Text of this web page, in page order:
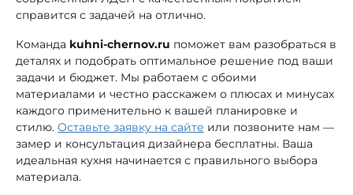
справится с задачей на отлично.
Команда kuhni-chernov.ru поможет вам разобраться в
деталях и подобрать оптимальное решение под ваши
задачи и бюджет. Мы работаем с обоими
материалами и честно расскажем о плюсах и минусах
каждого применительно к вашей планировке и
стилю. Оставьте заявку на сайте или позвоните нам —
замер и консультация дизайнера бесплатны. Ваша
идеальная кухня начинается с правильного выбора
материала.